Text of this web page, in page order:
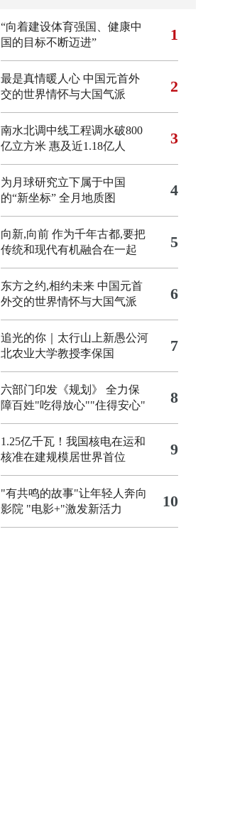
“向着建设体育强国、健康中
国的目标不断迈进”
1
最是真情暖人心 中国元首外
交的世界情怀与大国气派
2
南水北调中线工程调水破800
亿立方米 惠及近1.18亿人
3
为月球研究立下属于中国
的“新坐标” 全月地质图 4
向新,向前 作为千年古都,要把
传统和现代有机融合在一起
5
东方之约,相约未来 中国元首
外交的世界情怀与大国气派
6
追光的你｜太行山上新愚公河
北农业大学教授李保国
7
六部门印发《规划》 全力保
障百姓"吃得放心""住得安心"
8
1.25亿千瓦！我国核电在运和
核准在建规模居世界首位
9
"有共鸣的故事"让年轻人奔向
影院 "电影+"激发新活力 10